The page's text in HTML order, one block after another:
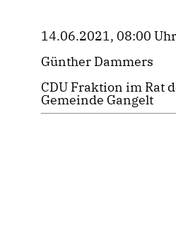
14.06.2021, 08:00 Uhr
Günther Dammers
CDU Fraktion im Rat
Gemeinde Gangelt